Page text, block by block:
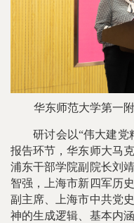
华东师范大学第一
研讨会以“伟大建党
报告环节，华东师大马
浦东干部学院副院长刘
智强，上海市新四军历
副主席、上海市中共党
神的生成逻辑、基本内